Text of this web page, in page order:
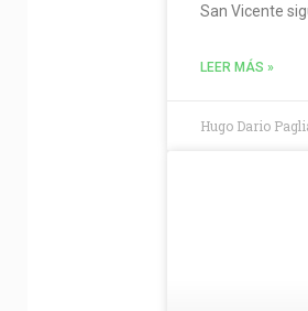
San Vicente
LEER MÁS »
Hugo Dario